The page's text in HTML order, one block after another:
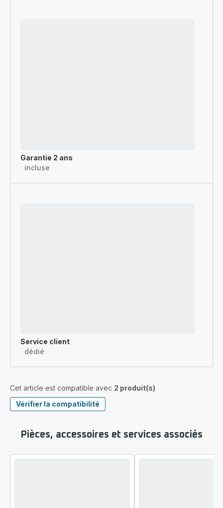
Garantie 2 ans
incluse
Service client
dédié
Cet article est compatible avec 2 produit(s)
Vérifier la compatibilité
Pièces, accessoires et services associés